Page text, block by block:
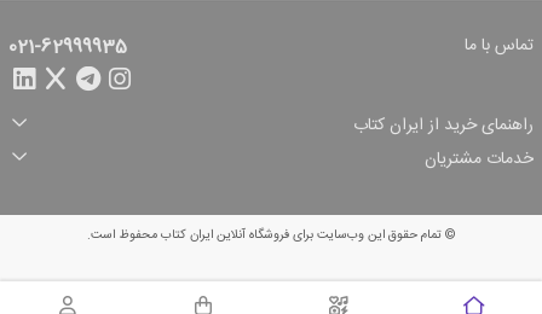
تماس با ما 021-62999935
راهنمای خرید از ایران کتاب
ثبت سفارش
شرایط ارسال سفارش
شیوه پرداخت
تخفیف‌های خرید
خدمات مشتریان
© تمام حقوق این وب‌سایت برای فروشگاه آنلاین ایران کتاب محفوظ است.
سبد خرید